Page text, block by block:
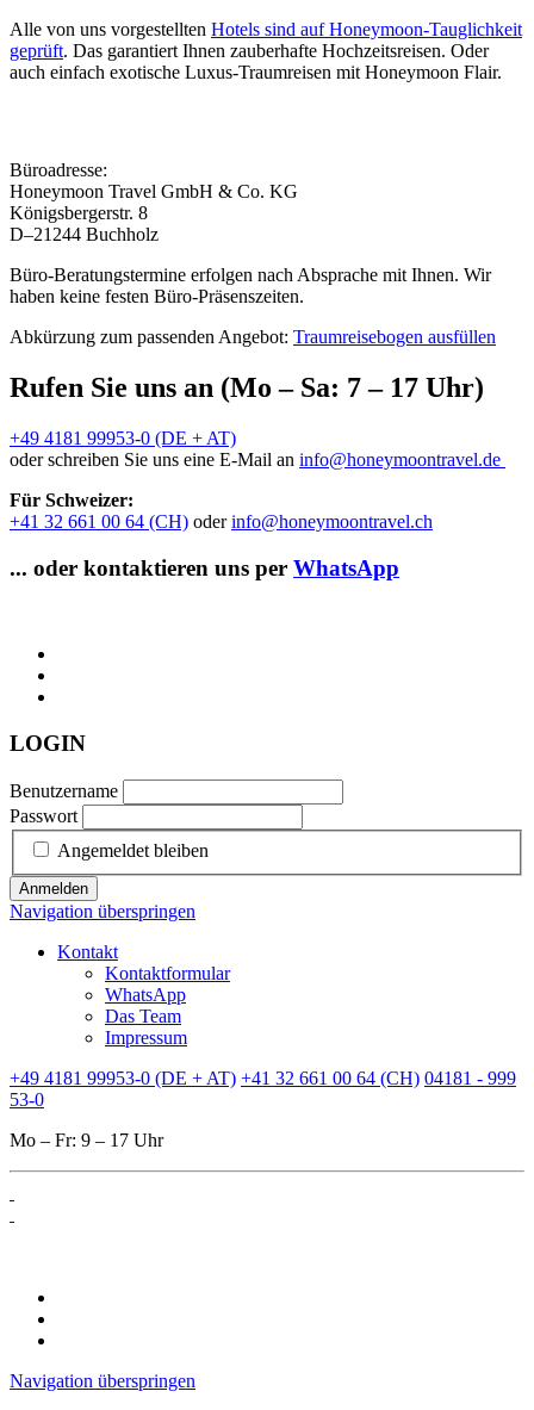
Alle von uns vorgestellten Hotels sind auf Honeymoon-Tauglichkeit
geprüft. Das garantiert Ihnen zauberhafte Hochzeitsreisen. Oder
auch einfach exotische Luxus-Traumreisen mit Honeymoon Flair.
Büroadresse:
Honeymoon Travel GmbH & Co. KG
Königsbergerstr. 8
D–21244 Buchholz
Büro-Beratungstermine erfolgen nach Absprache mit Ihnen. Wir
haben keine festen Büro-Präsenszeiten.
Abkürzung zum passenden Angebot: Traumreisebogen ausfüllen
Rufen Sie uns an (Mo – Sa: 7 – 17 Uhr)
+49 4181 99953-0 (DE + AT)
oder schreiben Sie uns eine E-Mail an info@honeymoontravel.de
Für Schweizer:
+41 32 661 00 64 (CH) oderinfo@honeymoontravel.ch
... oder kontaktieren uns per WhatsApp
LOGIN
Benutzername
Passwort
Angemeldet bleiben
Anmelden
Navigation überspringen
Kontakt
Kontaktformular
WhatsApp
Das Team
Impressum
+49 4181 99953-0 (DE + AT) +41 32 661 00 64 (CH) 04181 - 999
53-0
Mo – Fr: 9 – 17 Uhr
Navigation überspringen